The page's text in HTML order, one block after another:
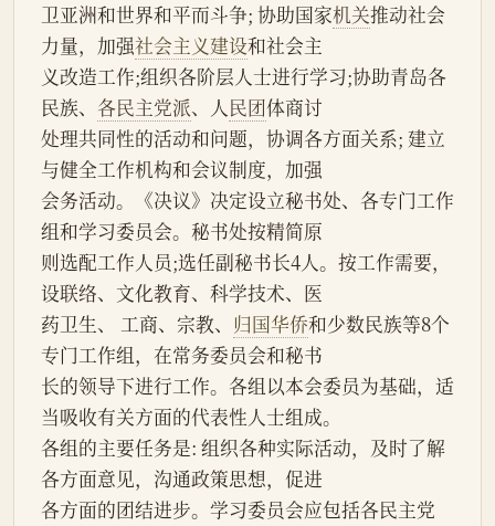
卫亚洲和世界和平而斗争; 协助国家机关推动社会
力量，加强社会主义建设和社会主
义改造工作;组织各阶层人士进行学习;协助青岛各
民族、 各民主党派、人民团体商讨
处理共同性的活动和问题，协调各方面关系; 建立
与健全工作机构和会议制度，加强
会务活动。《决议》决定设立秘书处、各专门工作
组和学习委员会。秘书处按精简原
则选配工作人员;选任副秘书长4人。按工作需要，
设联络、文化教育、科学技术、医
药卫生、 工商、宗教、 归国华侨和少数民族等8个
专门工作组，在常务委员会和秘书
长的领导下进行工作。各组以本会委员为基础，适
当吸收有关方面的代表性人士组成。
各组的主要任务是: 组织各种实际活动，及时了解
各方面意见，沟通政策思想，促进
各方面的团结进步。学习委员会应包括各民主党